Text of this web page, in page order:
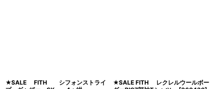
★SALE FITH シフォンストライ
★SALE FITH レクレルウールボー